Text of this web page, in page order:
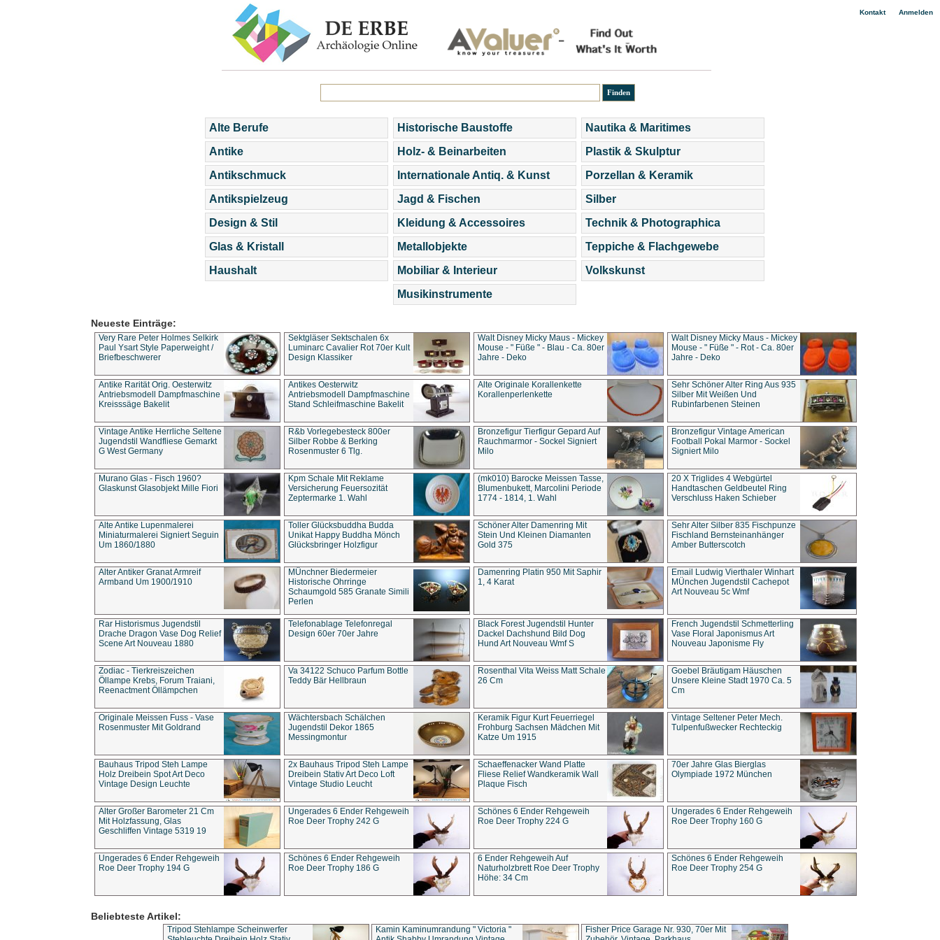
Kontakt| Anmelden
Alte Berufe
Antike
Antikschmuck
Antikspielzeug
Design & Stil
Glas & Kristall
Haushalt
Historische Baustoffe
Holz- & Beinarbeiten
Internationale Antiq. & Kunst
Jagd & Fischen
Kleidung & Accessoires
Metallobjekte
Mobiliar & Interieur
Musikinstrumente
Nautika & Maritimes
Plastik & Skulptur
Porzellan & Keramik
Silber
Technik & Photographica
Teppiche & Flachgewebe
Volkskunst
Neueste Einträge:
Very Rare Peter Holmes Selkirk
Paul Ysart Style Paperweight /
Briefbeschwerer
Sektgläser Sektschalen 6x
Luminarc Cavalier Rot 70er Kult
Design Klassiker
Walt Disney Micky Maus - Mickey
Mouse - " Füße " - Blau - Ca. 80er
Jahre - Deko
Walt Disney Micky Maus - Mickey
Mouse - " Füße " - Rot - Ca. 80er
Jahre - Deko
Antike Rarität Orig. Oesterwitz
Antriebsmodell Dampfmaschine
Kreisssäge Bakelit
Antikes Oesterwitz
Antriebsmodell Dampfmaschine
Stand Schleifmaschine Bakelit
Alte Originale Korallenkette
Korallenperlenkette
Sehr Schöner Alter Ring Aus 935
Silber Mit Weißen Und
Rubinfarbenen Steinen
Vintage Antike Herrliche Seltene
Jugendstil Wandfliese Gemarkt
G West Germany
R&b Vorlegebesteck 800er
Silber Robbe & Berking
Rosenmuster 6 Tlg.
Bronzefigur Tierfigur Gepard Auf
Rauchmarmor - Sockel Signiert
Milo
Bronzefigur Vintage American
Football Pokal Marmor - Sockel
Signiert Milo
Murano Glas - Fisch 1960?
Glaskunst Glasobjekt Mille Fiori
Kpm Schale Mit Reklame
Versicherung Feuersozität
Zeptermarke 1. Wahl
(mk010) Barocke Meissen Tasse,
Blumenbukett, Marcolini Periode
1774 - 1814, 1. Wahl
20 X Triglides 4 Webgürtel
Handtaschen Geldbeutel Ring
Verschluss Haken Schieber
Alte Antike Lupenmalerei
Miniaturmalerei Signiert Seguin
Um 1860/1880
Toller Glücksbuddha Budda
Unikat Happy Buddha Mönch
Glücksbringer Holzfigur
Schöner Alter Damenring Mit
Stein Und Kleinen Diamanten
Gold 375
Sehr Alter Silber 835 Fischpunze
Fischland Bernsteinanhänger
Amber Butterscotch
Alter Antiker Granat Armreif
Armband Um 1900/1910
MÜnchner Biedermeier
Historische Ohrringe
Schaumgold 585 Granate Simili
Perlen
Damenring Platin 950 Mit Saphir
1, 4 Karat
Email Ludwig Vierthaler Winhart
MÜnchen Jugendstil Cachepot
Art Nouveau 5c Wmf
Rar Historismus Jugendstil
Drache Dragon Vase Dog Relief
Scene Art Nouveau 1880
Telefonablage Telefonregal
Design 60er 70er Jahre
Black Forest Jugendstil Hunter
Dackel Dachshund Bild Dog
Hund Art Nouveau Wmf S
French Jugendstil Schmetterling
Vase Floral Japonismus Art
Nouveau Japonisme Fly
Zodiac - Tierkreiszeichen
Öllampe Krebs, Forum Traiani,
Reenactment Öllämpchen
Va 34122 Schuco Parfum Bottle
Teddy Bär Hellbraun
Rosenthal Vita Weiss Matt Schale
26 Cm
Goebel Bräutigam Häuschen
Unsere Kleine Stadt 1970 Ca. 5
Cm
Originale Meissen Fuss - Vase
Rosenmuster Mit Goldrand
Wächtersbach Schälchen
Jugendstil Dekor 1865
Messingmontur
Keramik Figur Kurt Feuerriegel
Frohburg Sachsen Mädchen Mit
Katze Um 1915
Vintage Seltener Peter Mech.
Tulpenfußwecker Rechteckig
Bauhaus Tripod Steh Lampe
Holz Dreibein Spot Art Deco
Vintage Design Leuchte
2x Bauhaus Tripod Steh Lampe
Dreibein Stativ Art Deco Loft
Vintage Studio Leucht
Schaeffenacker Wand Platte
Fliese Relief Wandkeramik Wall
Plaque Fisch
70er Jahre Glas Bierglas
Olympiade 1972 München
Alter Großer Barometer 21 Cm
Mit Holzfassung, Glas
Geschliffen Vintage 5319 19
Ungerades 6 Ender Rehgeweih
Roe Deer Trophy 242 G
Schönes 6 Ender Rehgeweih
Roe Deer Trophy 224 G
Ungerades 6 Ender Rehgeweih
Roe Deer Trophy 160 G
Ungerades 6 Ender Rehgeweih
Roe Deer Trophy 194 G
Schönes 6 Ender Rehgeweih
Roe Deer Trophy 186 G
6 Ender Rehgeweih Auf
Naturholzbrett Roe Deer Trophy
Höhe: 34 Cm
Schönes 6 Ender Rehgeweih
Roe Deer Trophy 254 G
Beliebteste Artikel:
Tripod Stehlampe Scheinwerfer
Kamin Kaminumrandung " Victoria "
Fisher Price Garage Nr. 930, 70er Mit